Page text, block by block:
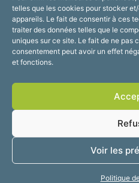
telles que les cookies pour stocker
appareils. Le fait de consentir à ces
traiter des données telles que le
uniques sur ce site. Le fait de ne pas
consentement peut avoir un effet
et fonctions.
Voir les
Politique
Horaires
Du lundi
de 8h30 à 12h et
Suivez-nous !
Accessibilité
2025 © Propulsé par